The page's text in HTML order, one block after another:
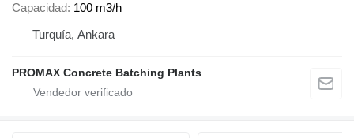
Capacidad 100 m3/h
Turquía, Ankara
PROMAX Concrete Batching Plants